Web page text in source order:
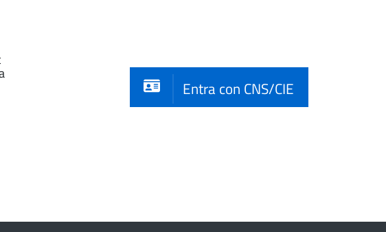
Entra con CNS/CIE